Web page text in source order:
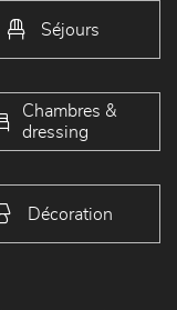
Séjours
Chambres &
dressing
Décoration